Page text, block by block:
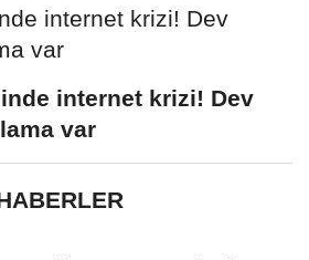
internet krizi! Dev
var